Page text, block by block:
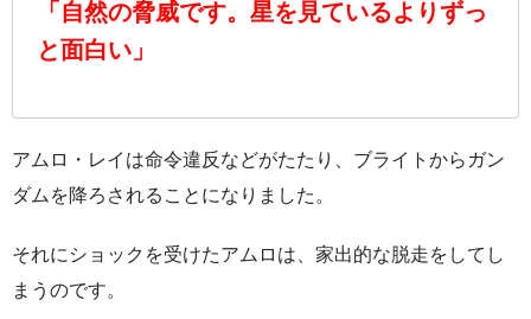
「自然の脅威です。星を見ているよりずっ
と面白い」
アムロ・レイは命令違反などがたたり、ブライトからガン
ダムを降ろされることになりました。
それにショックを受けたアムロは、家出的な脱走をしてし
まうのです。